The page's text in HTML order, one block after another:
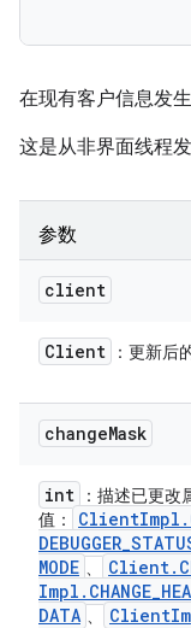
在现有客户信息发
这是从非界面线程发
参数
client
Client ：更新后
changeMask
int
：描述已更
值：
ClientImpl .
DEBUGGER_
MODE 、 Client.
Impl . CHANGE_
DATA 、 Client